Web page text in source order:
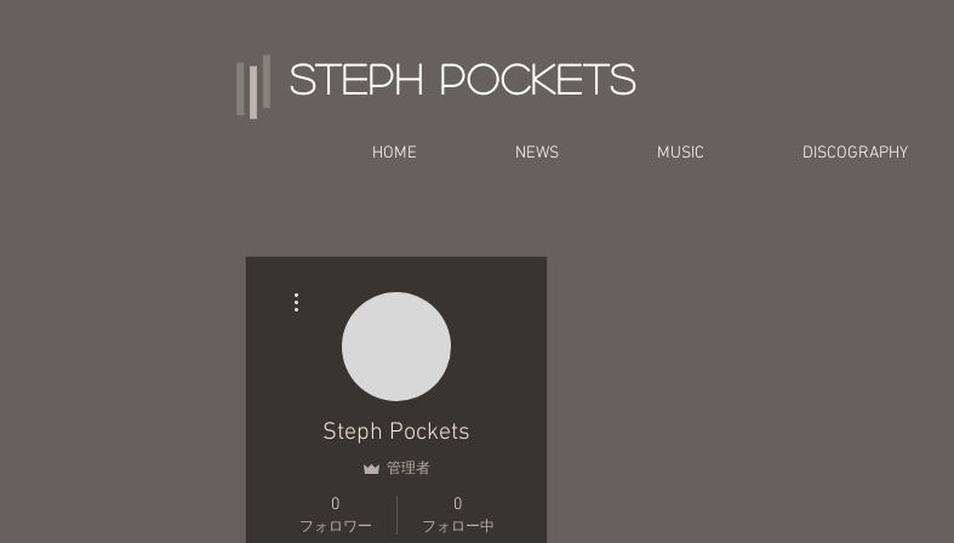
Steph Pockets
HOME NEWS MUSIC DISCOGRAPHY
Steph Pockets
管理者
0
フォロワー
0
フォロー中